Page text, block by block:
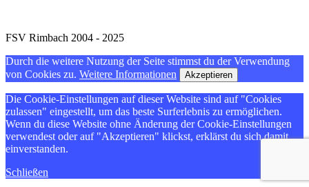
FSV Rimbach 2004 - 2025
Durch die weitere Nutzung der Seite stimmst du der Verwendung
von Cookies zu. Weitere Informationen Akzeptieren
Die Cookie-Einstellungen auf dieser Website sind auf "Cookies
zulassen" eingestellt, um das beste Surferlebnis zu ermöglichen.
Wenn du diese Website ohne Änderung der Cookie-Einstellungen
verwendest oder auf "Akzeptieren" klickst, erklärst du sich damit
einverstanden.
Schließen